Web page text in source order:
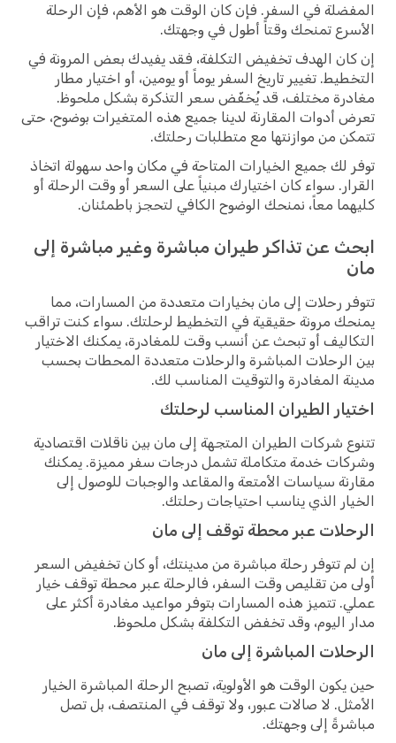
المفضلة في السفر. فإن كان الوقت هو الأهم، فإن الرحلة
الأسرع تمنحك وقتاً أطول في وجهتك.
إن كان الهدف تخفيض التكلفة، فقد يفيدك بعض المرونة في
التخطيط. تغيير تاريخ السفر يوماً أو يومين، أو اختيار مطار
مغادرة مختلف، قد يُخفّض سعر التذكرة بشكل ملحوظ.
تعرض أدوات المقارنة لدينا جميع هذه المتغيرات بوضوح، حتى
تتمكن من موازنتها مع متطلبات رحلتك.
توفر لك جميع الخيارات المتاحة في مكان واحد سهولة اتخاذ
القرار. سواء كان اختيارك مبنياً على السعر أو وقت الرحلة أو
كليهما معاً، نمنحك الوضوح الكافي لتحجز باطمئنان.
ابحث عن تذاكر طيران مباشرة وغير مباشرة إلى
مان
تتوفر رحلات إلى مان بخيارات متعددة من المسارات، مما
يمنحك مرونة حقيقية في التخطيط لرحلتك. سواء كنت تراقب
التكاليف أو تبحث عن أنسب وقت للمغادرة، يمكنك الاختيار
بين الرحلات المباشرة والرحلات متعددة المحطات بحسب
مدينة المغادرة والتوقيت المناسب لك.
اختيار الطيران المناسب لرحلتك
تتنوع شركات الطيران المتجهة إلى مان بين ناقلات اقتصادية
وشركات خدمة متكاملة تشمل درجات سفر مميزة. يمكنك
مقارنة سياسات الأمتعة والمقاعد والوجبات للوصول إلى
الخيار الذي يناسب احتياجات رحلتك.
الرحلات عبر محطة توقف إلى مان
إن لم تتوفر رحلة مباشرة من مدينتك، أو كان تخفيض السعر
أولى من تقليص وقت السفر، فالرحلة عبر محطة توقف خيار
عملي. تتميز هذه المسارات بتوفر مواعيد مغادرة أكثر على
مدار اليوم، وقد تخفض التكلفة بشكل ملحوظ.
الرحلات المباشرة إلى مان
حين يكون الوقت هو الأولوية، تصبح الرحلة المباشرة الخيار
الأمثل. لا صالات عبور، ولا توقف في المنتصف، بل تصل
مباشرةً إلى وجهتك.